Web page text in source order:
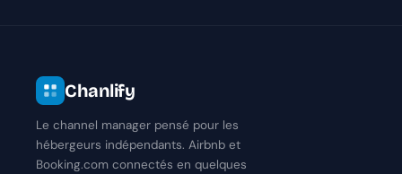
Chanlify
Le channel manager pensé pour les
hébergeurs indépendants. Airbnb et
Booking.com connectés en quelques